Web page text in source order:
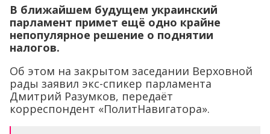
В ближайшем будущем украинский
парламент примет ещё одно крайне
непопулярное решение о поднятии
налогов.
Об этом на закрытом заседании Верховной
рады заявил экс-спикер парламента
Дмитрий Разумков, передаёт
корреспондент «ПолитНавигатора».